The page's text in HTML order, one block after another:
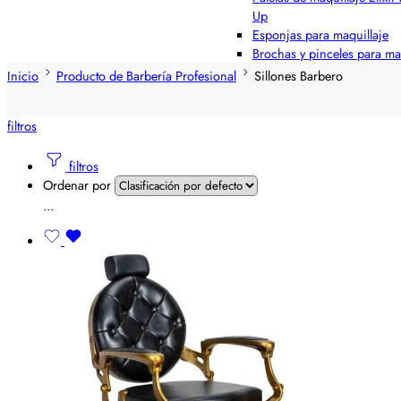
Up
Esponjas para maquillaje
Brochas y pinceles para
Inicio Producto de Barbería Profesional Sillones Barbero
filtros
filtros
Ordenar por
...